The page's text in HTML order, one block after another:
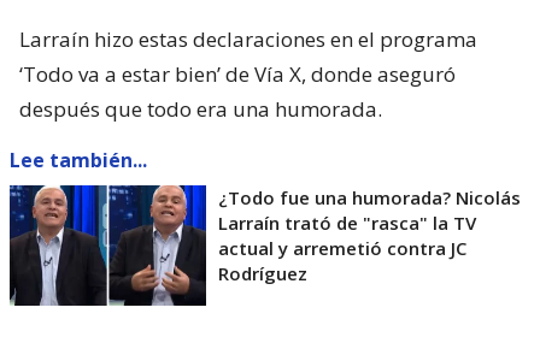
Larraín hizo estas declaraciones en el programa
‘Todo va a estar bien’ de Vía X, donde aseguró
después que todo era una humorada.
Lee también...
¿Todo fue una humorada? Nicolás
Larraín trató de "rasca" la TV
actual y arremetió contra JC
Rodríguez